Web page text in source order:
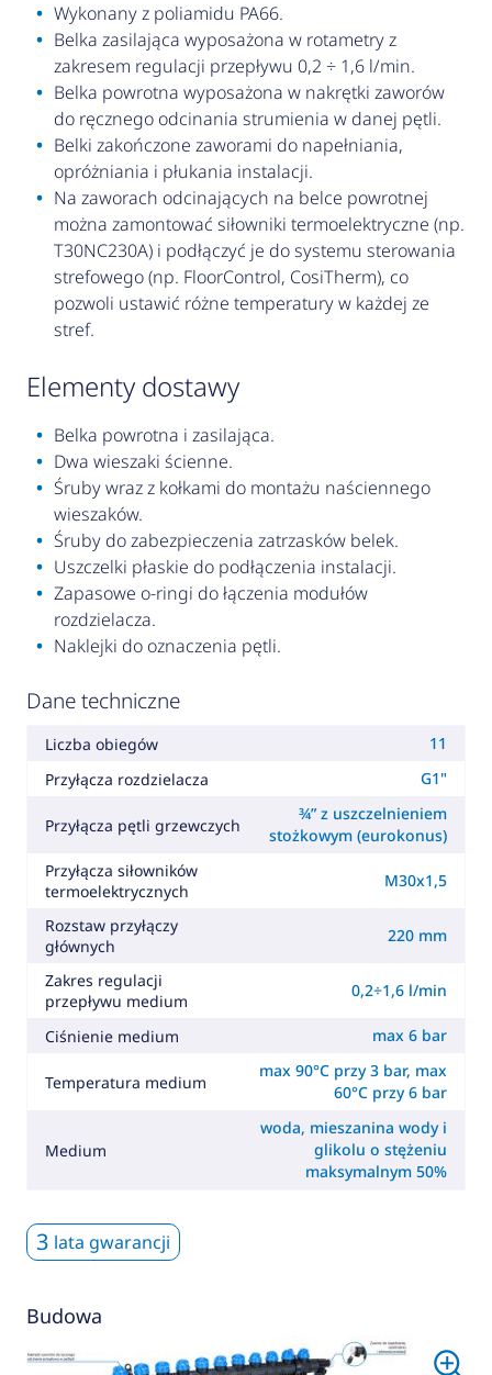
Wykonany z poliamidu PA66.
Belka zasilająca wyposażona w rotametry z
zakresem regulacji przepływu 0,2 ÷ 1,6 l/min.
Belka powrotna wyposażona w nakrętki zaworów
do ręcznego odcinania strumienia w danej pętli.
Belki zakończone zaworami do napełniania,
opróżniania i płukania instalacji.
Na zaworach odcinających na belce powrotnej
można zamontować siłowniki termoelektryczne (np.
T30NC230A) i podłączyć je do systemu sterowania
strefowego (np. FloorControl, CosiTherm), co
pozwoli ustawić różne temperatury w każdej ze
stref.
elementy dostawy
Belka powrotna i zasilająca.
Dwa wieszaki ścienne.
Śruby wraz z kołkami do montażu naściennego
wieszaków.
Śruby do zabezpieczenia zatrzasków belek.
Uszczelki płaskie do podłączenia instalacji.
Zapasowe o-ringi do łączenia modułów
rozdzielacza.
Naklejki do oznaczenia pętli.
Dane techniczne
Liczba obiegów
11
Przyłącza rozdzielacza
G1"
Przyłącza pętli grzewczych
¾” z uszczelnieniem
stożkowym (eurokonus)
Przyłącza siłowników
termoelektrycznych
M30x1,5
Rozstaw przyłączy
głównych
220 mm
Zakres regulacji
przepływu medium
0,2÷1,6 l/min
Ciśnienie medium max 6 bar
Temperatura medium
max 90°C przy 3 bar, max
60°C przy 6 bar
Medium
woda, mieszanina wody i
glikolu o stężeniu
maksymalnym 50%
3 lata gwarancji
Budowa